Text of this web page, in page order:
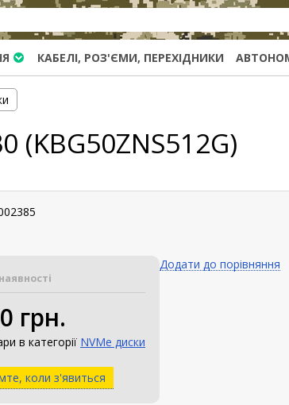
КАБЕЛІ, РОЗ'ЄМИ, ПЕРЕХІДНИКИ
(KBG50ZNS512G)
грн.
в категорії NVMe диски
коли з'явиться
Додати до порівняння